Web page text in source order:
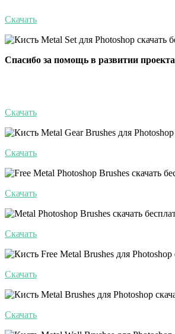
Скачать
Спасибо за помощь в развитии проекта
Скачать
Скачать
Скачать
Скачать
Скачать
Скачать